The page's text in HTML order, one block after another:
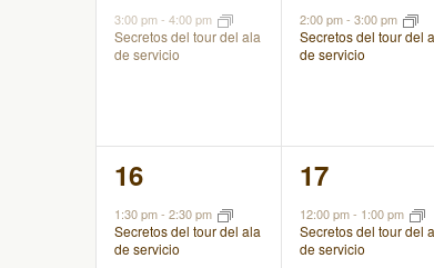
3:00 pm- 4:00 pm
Secretos del tour del ala
de servicio
2:00 pm-3:00 pm
Secretos del tour del
de servicio
2
eventos,
16
1:30 pm- 2:30 pm
Secretos del tour del ala
de servicio
2
eventos,
17
12:00 pm- 1:00 pm
Secretos del tour del
de servicio